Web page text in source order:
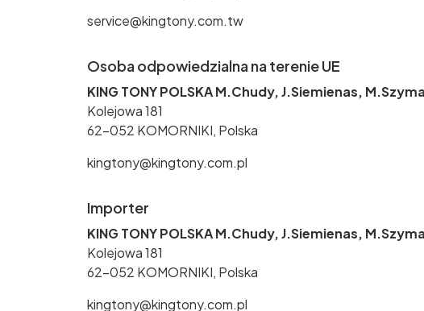
service@kingtony.com.tw
Osoba odpowiedzialna na terenie UE
KING TONY POLSKA M.Chudy, J.Siemienas,
Kolejowa 181
62-052 KOMORNIKI, Polska
kingtony@kingtony.com.pl
Importer
KING TONY POLSKA M.Chudy, J.Siemienas,
Kolejowa 181
62-052 KOMORNIKI, Polska
kingtony@kingtony.com.pl